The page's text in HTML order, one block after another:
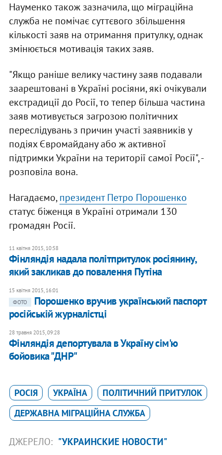
Науменко також зазначила, що міграційна
служба не помічає суттєвого збільшення
кількості заяв на отримання притулку, однак
змінюється мотивація таких заяв.
"Якщо раніше велику частину заяв подавали
заарештовані в Україні росіяни, які очікували
екстрадиції до Росії, то тепер більша частина
заяв мотивується загрозою політичних
переслідувань з причин участі заявників у
подіях Євромайдану або ж активної
підтримки України на території самої Росії", -
розповіла вона.
Нагадаємо,президент Петро Порошенко
статус біженця в Україні отримали 130
громадян Росії.
11 квітня 2015, 10:58
Фінляндія надала політпритулок росіянину,
який закликав до повалення Путіна
15 квітня 2015, 16:01
ФОТО
Порошенко вручив український паспорт
російській журналістці
28 травня 2015, 09:28
Фінляндія депортувала в Україну сім'ю
бойовика "ДНР"
РОСІЯ УКРАЇНА
ПОЛІТИЧНИЙ ПРИТУЛОК
ДЕРЖАВНА МІГРАЦІЙНА СЛУЖБА
ДЖЕРЕЛО: "УКРАИНСКИЕ НОВОСТИ"